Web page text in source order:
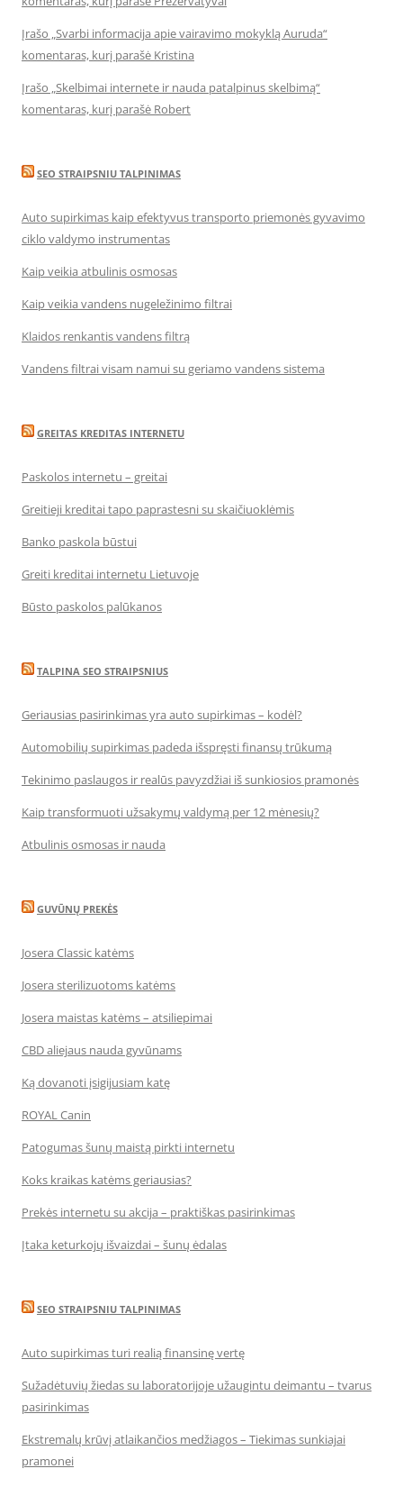
Įrašo „Svarbi informacija apie vairavimo mokyklą Auruda“
komentaras, kurį parašė Kristina
Įrašo „Skelbimai internete ir nauda patalpinus skelbimą“
komentaras, kurį parašė Robert
SEO STRAIPSNIU TALPINIMAS
Auto supirkimas kaip efektyvus transporto priemonės gyvavimo
ciklo valdymo instrumentas
Kaip veikia atbulinis osmosas
Kaip veikia vandens nugeležinimo filtrai
Klaidos renkantis vandens filtrą
Vandens filtrai visam namui su geriamo vandens sistema
GREITAS KREDITAS INTERNETU
Paskolos internetu – greitai
Greitieji kreditai tapo paprastesni su skaičiuoklėmis
Banko paskola būstui
Greiti kreditai internetu Lietuvoje
Būsto paskolos palūkanos
TALPINA SEO STRAIPSNIUS
Geriausias pasirinkimas yra auto supirkimas – kodėl?
Automobilių supirkimas padeda išspręsti finansų trūkumą
Tekinimo paslaugos ir realūs pavyzdžiai iš sunkiosios pramonės
Kaip transformuoti užsakymų valdymą per 12 mėnesių?
Atbulinis osmosas ir nauda
GUVŪNŲ PREKĖS
Josera Classic katėms
Josera sterilizuotoms katėms
Josera maistas katėms – atsiliepimai
CBD aliejaus nauda gyvūnams
Ką dovanoti įsigijusiam katę
ROYAL Canin
Patogumas šunų maistą pirkti internetu
Koks kraikas katėms geriausias?
Prekės internetu su akcija – praktiškas pasirinkimas
Įtaka keturkojų išvaizdai – šunų ėdalas
SEO STRAIPSNIU TALPINIMAS
Auto supirkimas turi realią finansinę vertę
Sužadėtuvių žiedas su laboratorijoje užaugintu deimantu – tvarus
pasirinkimas
Ekstremalų krūvį atlaikančios medžiagos – Tiekimas sunkiajai
pramonei